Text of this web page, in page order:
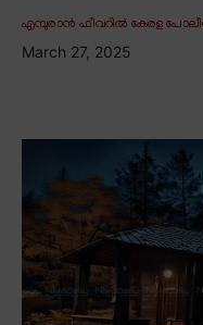
എമ്പുരാൻ ഫീവറിൽ കേരള
March 27, 2025